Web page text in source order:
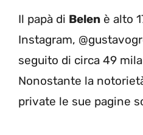
Il papà di Belen è alto
Instagram,
seguito di circa 49 mila
Nonostante la
private le sue pagine